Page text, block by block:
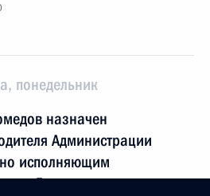
понедельник
назначен
Администрации
исполняющим
Дагестана назначен